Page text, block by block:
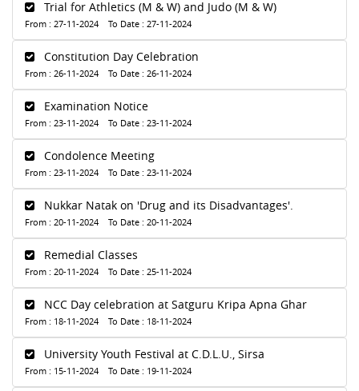
Trial for Athletics (M & W) and Judo (M & W)
From : 27-11-2024 To Date : 27-11-2024
Constitution Day Celebration
From : 26-11-2024 To Date : 26-11-2024
Examination Notice
From : 23-11-2024 To Date : 23-11-2024
Condolence Meeting
From : 23-11-2024 To Date : 23-11-2024
Nukkar Natak on 'Drug and its Disadvantages'.
From : 20-11-2024 To Date : 20-11-2024
Remedial Classes
From : 20-11-2024 To Date : 25-11-2024
NCC Day celebration at Satguru Kripa Apna Ghar
From : 18-11-2024 To Date : 18-11-2024
University Youth Festival at C.D.L.U., Sirsa
From : 15-11-2024 To Date : 19-11-2024